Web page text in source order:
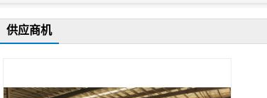
供应商机